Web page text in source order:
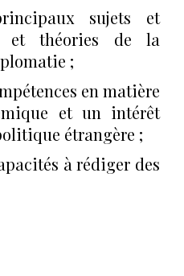
sujets et
et théories de la
;
en matière
et un intérêt
étrangère ;
à rédiger des